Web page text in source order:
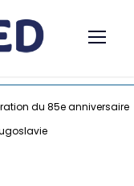
du 85e anniversaire